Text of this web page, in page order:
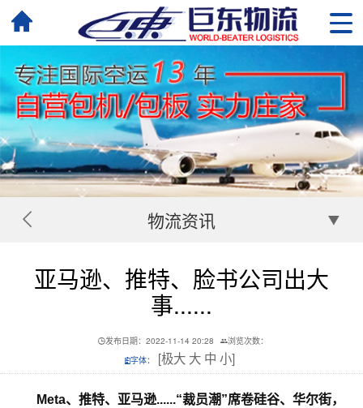
物流资讯
亚马逊、推特、脸书公司出大
事......
发布日期：2022-11-14 20:28
浏览次数：
字体：
[极大 大 中 小]
Meta、推特、亚马逊......“裁员潮”席卷硅谷、华尔街，